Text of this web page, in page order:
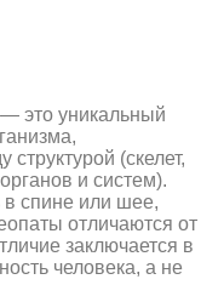
это уникальный
(скелет,
и систем).
спине или шее,
отличаются от
заключается в
человека, а не